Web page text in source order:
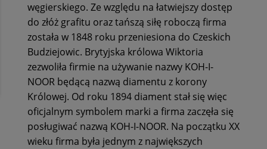
węgierskiego. Ze względu na łatwiejszy dostęp
do złóż grafitu oraz tańszą siłę roboczą firma
została w 1848 roku przeniesiona do Czeskich
Budziejowic. Brytyjska królowa Wiktoria
zezwoliła firmie na używanie nazwy KOH-I-
NOOR będącą nazwą diamentu z korony
Królowej. Od roku 1894 diament stał się więc
oficjalnym symbolem marki a firma zaczęła się
posługiwać nazwą KOH-I-NOOR. Na początku XX
wieku firma była jednym z największych